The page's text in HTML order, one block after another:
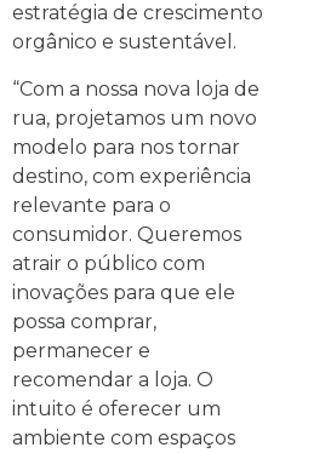
estratégia de crescimento
orgânico e sustentável.
“Com a nossa nova loja de
rua, projetamos um novo
modelo para nos tornar
destino, com experiência
relevante para o
consumidor. Queremos
atrair o público com
inovações para que ele
possa comprar,
permanecer e
recomendar a loja. O
intuito é oferecer um
ambiente com espaços